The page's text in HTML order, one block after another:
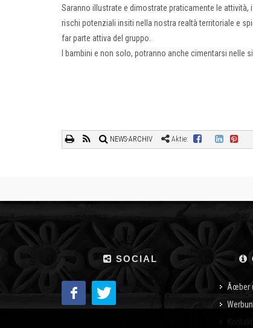
Saranno illustrate e dimostrate praticamente le
rischi potenziali insiti nella nostra realtà territoriale e
far parte attiva del gruppo.
I bambini e non solo, potranno anche cimentarsi
NEWS-ARCHIV Aktie:
SOCIAL
Ãœber